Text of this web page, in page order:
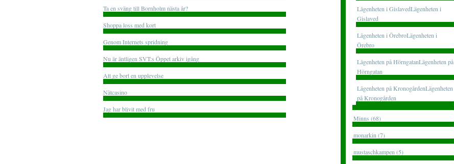
Ta en sväng till Bornholm nästa år?
Shoppa loss med kort
Genom Internets spridning
Nu är äntligen SVT:s Öppet arkiv igång
Att ge bort en upplevelse
Nätcasino
Jag har blivit med fru
Lägenheten i GislavedLägenheten i
Gislaved
Lägenheten i ÖrebroLägenheten i
Örebro
Lägenheten på HörngatanLägenheten på
Hörngatan
Lägenheten på KronogårdenLägenheten
på Kronogården
Minns (68)
monarkin (7)
mustaschkampen (5)